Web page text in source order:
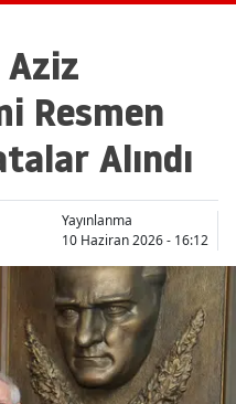
Aziz
Resmen
Alındı
Yayınlanma
10 Haziran 2026 - 16:12